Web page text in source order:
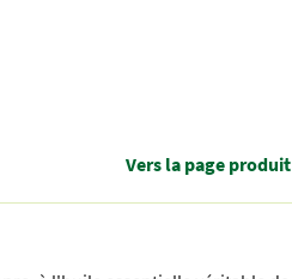
Vers la page produit